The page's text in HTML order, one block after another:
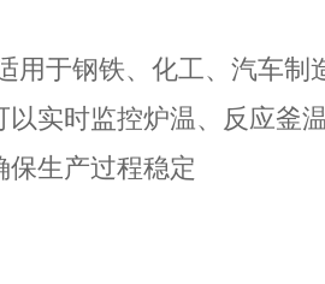
用于钢铁、化工、汽车制
以实时监控炉温、反应釜温
保生产过程稳定